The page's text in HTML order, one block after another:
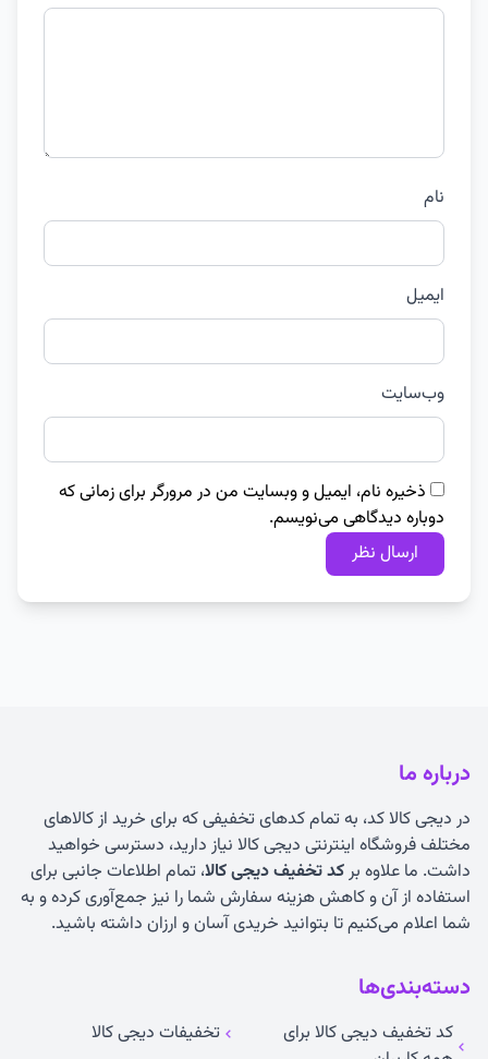
نام
ایمیل
وب‌سایت
ذخیره نام، ایمیل و وبسایت من در مرورگر برای زمانی که
دوباره دیدگاهی می‌نویسم.
درباره ما
در دیجی کالا کد، به تمام کدهای تخفیفی که برای خرید از کالاهای
مختلف فروشگاه اینترنتی دیجی کالا نیاز دارید، دسترسی خواهید
داشت. ما علاوه برکد تخفیف دیجی کالا، تمام اطلاعات جانبی برای
استفاده از آن و کاهش هزینه سفارش شما را نیز جمع‌آوری کرده و به
شما اعلام می‌کنیم تا بتوانید خریدی آسان و ارزان داشته باشید.
دسته‌بندی‌ها
کد تخفیف دیجی کالا برای
تخفیفات دیجی کالا